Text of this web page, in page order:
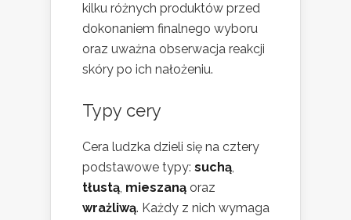
kilku różnych produktów przed
dokonaniem finalnego wyboru
oraz uważna obserwacja reakcji
skóry po ich nałożeniu.
Typy cery
Cera ludzka dzieli się na cztery
podstawowe typy: suchą,
tłustą, mieszaną oraz
wrażliwą. Każdy z nich wymaga